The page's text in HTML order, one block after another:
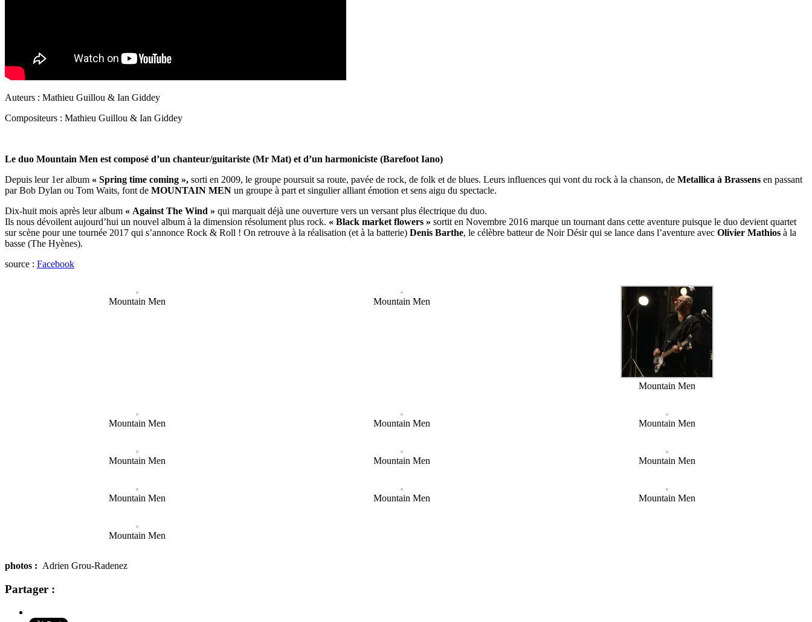
Auteurs : Mathieu Guillou & Ian Giddey
Compositeurs : Mathieu Guillou & Ian Giddey
Le duo Mountain Men est composé d’un chanteur/guitariste (Mr Mat) et d’un harmoniciste (Barefoot Iano)
Depuis leur 1er album « Spring time coming », sorti en 2009, le groupe poursuit sa route, pavée de rock, de folk et de blues. Leurs influences qui vont du rock à la chanson, de Metallica à Brassens en passant
par Bob Dylan ou Tom Waits, font de MOUNTAIN MEN un groupe à part et singulier alliant émotion et sens aigu du spectacle.
Dix-huit mois après leur album « Against The Wind » qui marquait déjà une ouverture vers un versant plus électrique du duo.
Ils nous dévoilent aujourd’hui un nouvel album à la dimension résolument plus rock. « Black market flowers » sortit en Novembre 2016 marque un tournant dans cette aventure puisque le duo devient quartet
sur scène pour une tournée 2017 qui s’annonce Rock & Roll ! On retrouve à la réalisation (et à la batterie) Denis Barthe, le célèbre batteur de Noir Désir qui se lance dans l’aventure avec Olivier Mathios à la
basse (The Hyènes).
source : Facebook
Mountain Men Mountain Men
Mountain Men
Mountain Men Mountain Men Mountain Men
Mountain Men Mountain Men Mountain Men
Mountain Men Mountain Men Mountain Men
Mountain Men
photos : Adrien Grou-Radenez
Partager :